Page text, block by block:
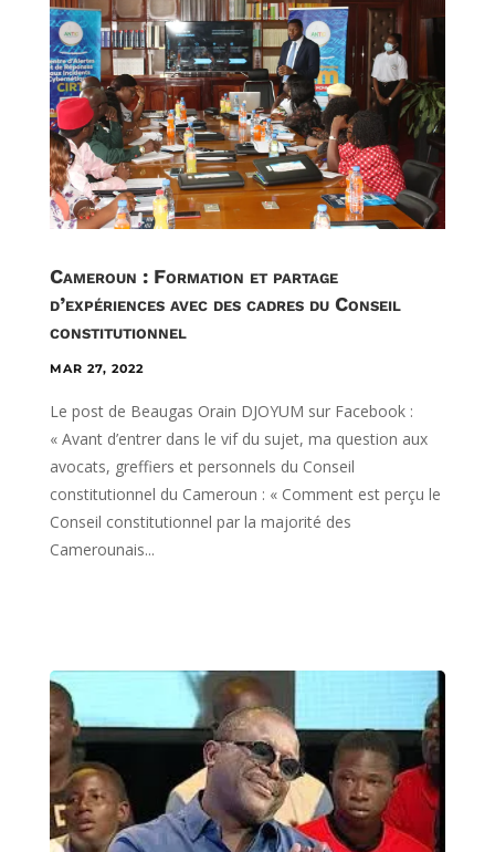
Cameroun : Formation et partage
d’expériences avec des cadres du Conseil
constitutionnel
MAR 27, 2022
Le post de Beaugas Orain DJOYUM sur Facebook :
« Avant d’entrer dans le vif du sujet, ma question aux
avocats, greffiers et personnels du Conseil
constitutionnel du Cameroun : « Comment est perçu le
Conseil constitutionnel par la majorité des
Camerounais...